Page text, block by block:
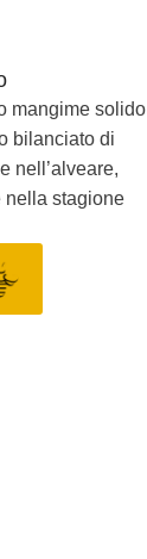
mangime solido
bilanciato di
nell’alveare,
nella stagione